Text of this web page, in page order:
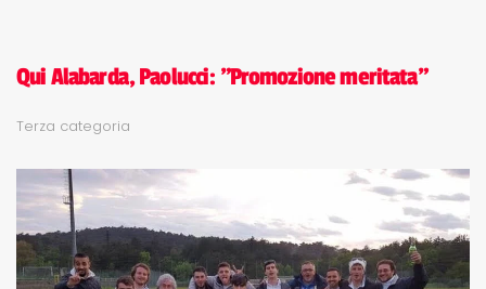
Qui Alabarda, Paolucci: "Promozione meritata"
Terza categoria